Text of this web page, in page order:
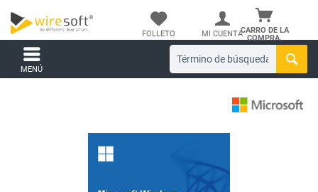
CARRO DE LA
COMPRA.
FOLLETO MI CUENTA
MENÚ